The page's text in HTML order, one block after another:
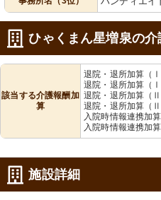
ひゃくまん星増泉の
該当する介護報酬加
算
退院・退所加算（
退院・退所加算（
退院・退所加算（
退院・退所加算（
入院時情報連携加
入院時情報連携加
施設詳細